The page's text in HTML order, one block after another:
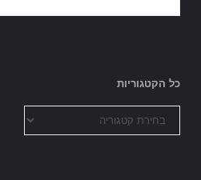
כל הקטגוריות
הקטגוריות